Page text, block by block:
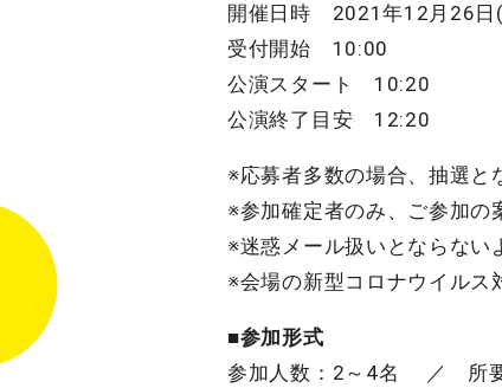
開催日時 2021年12月26日
受付開始 10:00
公演スタート 10:20
公演終了目安 12:20
※応募者多数の場合、抽選と
※参加確定者のみ、ご参加の
※迷惑メール扱いとならない
※会場の新型コロナウイル
■参加形式
参加人数：2～4名 ／ 所